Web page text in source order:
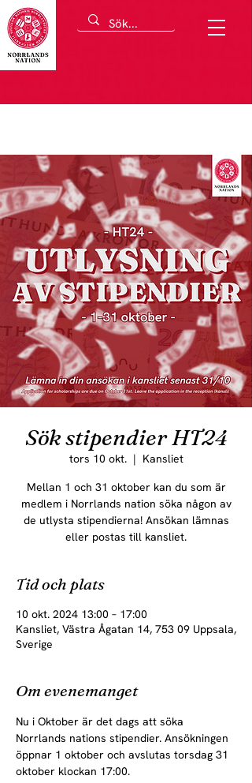
Sök stipendier HT24
tors 10 okt.
  |
Kansliet
Mellan 1 och 31 oktober kan du som är
medlem i Norrlands nation söka någon av
de utlysta stipendierna! Ansökan lämnas
eller postas till kansliet.
Tid och plats
10 okt. 2024 13:00 – 17:00
Kansliet, Västra Ågatan 14, 753 09 Uppsala,
Sverige
Om evenemanget
Nu i Oktober är det dags att söka
Norrlands nations stipendier. Ansökningen
öppnar 1 oktober och avslutas torsdag 31
oktober klockan 17:00.